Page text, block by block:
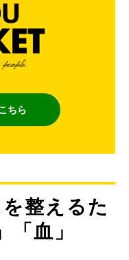
ちら
整えるた
血」